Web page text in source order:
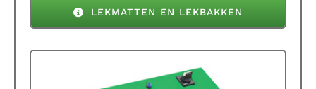
LEKMATTEN EN LEKBAKKEN